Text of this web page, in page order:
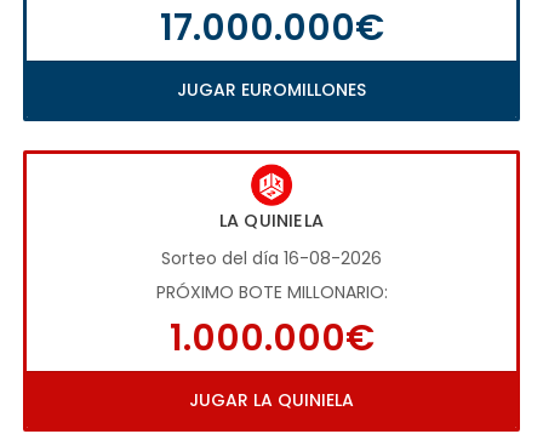
17.000.000€
JUGAR EUROMILLONES
LA QUINIELA
Sorteo del día 16-08-2026
PRÓXIMO BOTE MILLONARIO:
1.000.000€
JUGAR LA QUINIELA